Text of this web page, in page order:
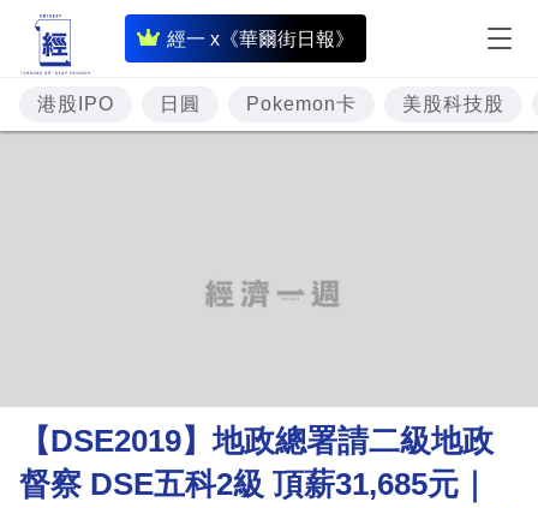
經一 x《華爾街日報》
即
時
財
經
理
財
商
港股IPO 日圓 Pokemon卡 美股科技股
【DSE2019】地政總署請二級地政
督察 DSE五科2級 頂薪31,685元｜